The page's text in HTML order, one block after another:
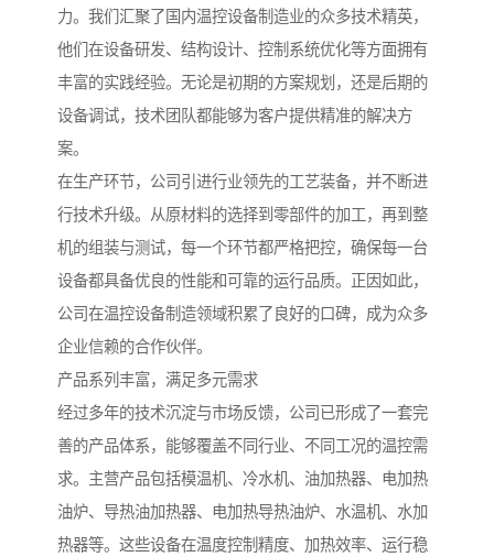
力。我们汇聚了国内温控设备制造业的众多技术精英，
他们在设备研发、结构设计、控制系统优化等方面拥有
丰富的实践经验。无论是初期的方案规划，还是后期的
设备调试，技术团队都能够为客户提供精准的解决方
案。
在生产环节，公司引进行业领先的工艺装备，并不断进
行技术升级。从原材料的选择到零部件的加工，再到整
机的组装与测试，每一个环节都严格把控，确保每一台
设备都具备优良的性能和可靠的运行品质。正因如此，
公司在温控设备制造领域积累了良好的口碑，成为众多
企业信赖的合作伙伴。
产品系列丰富，满足多元需求
经过多年的技术沉淀与市场反馈，公司已形成了一套完
善的产品体系，能够覆盖不同行业、不同工况的温控需
求。主营产品包括模温机、冷水机、油加热器、电加热
油炉、导热油加热器、电加热导热油炉、水温机、水加
热器等。这些设备在温度控制精度、加热效率、运行稳